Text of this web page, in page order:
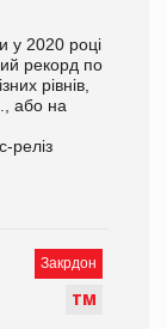
у 2020 році
рекорд по
рівнів,
або на
реліз
Закрдон
ТМ